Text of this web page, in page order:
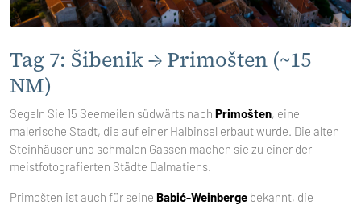
Tag 7: Šibenik → Primošten (~15
NM)
Segeln Sie 15 Seemeilen südwärts nach Primošten, eine
malerische Stadt, die auf einer Halbinsel erbaut wurde. Die alten
Steinhäuser und schmalen Gassen machen sie zu einer der
meistfotografierten Städte Dalmatiens.
Primošten ist auch für seine Babić-Weinberge bekannt, die